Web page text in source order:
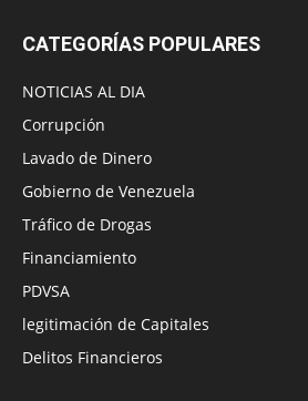
CATEGORÍAS POPULARES
NOTICIAS AL DIA
Corrupción
Lavado de Dinero
Gobierno de Venezuela
Tráfico de Drogas
Financiamiento
PDVSA
legitimación de Capitales
Delitos Financieros